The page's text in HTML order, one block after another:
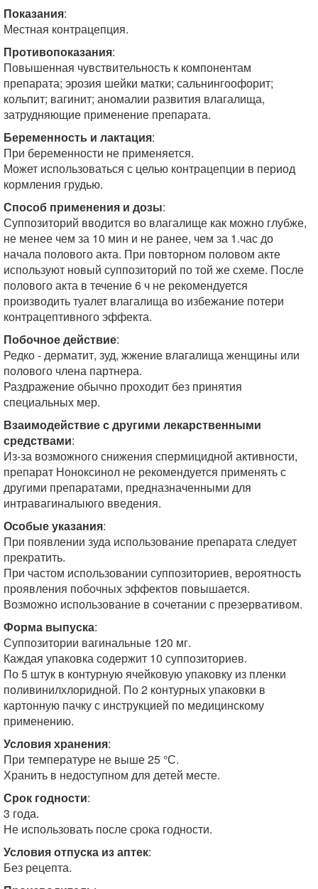
Показания:
Местная контрацепция.
Противопоказания:
Повышенная чувствительность к компонентам
препарата; эрозия шейки матки; сальнингоофорит;
кольпит; вагинит; аномалии развития влагалища,
затрудняющие применение препарата.
Беременность и лактация:
При беременности не применяется.
Может использоваться с целью контрацепции в период
кормления грудью.
Способ применения и дозы:
Суппозиторий вводится во влагалище как можно глубже,
не менее чем за 10 мин и не ранее, чем за 1.час до
начала полового акта. При повторном половом акте
используют новый суппозиторий по той же схеме. После
полового акта в течение 6 ч не рекомендуется
производить туалет влагалища во избежание потери
контрацептивного эффекта.
Побочное действие:
Редко - дерматит, зуд, жжение влагалища женщины или
полового члена партнера.
Раздражение обычно проходит без принятия
специальных мер.
Взаимодействие с другими лекарственными
средствами:
Из-за возможного снижения спермицидной активности,
препарат Ноноксинол не рекомендуется применять с
другими препаратами, предназначенными для
интравагиналыюго введения.
Особые указания:
При появлении зуда использование препарата следует
прекратить.
При частом использовании суппозиториев, вероятность
проявления побочных эффектов повышается.
Возможно использование в сочетании с презервативом.
Форма выпуска:
Суппозитории вагинальные 120 мг.
Каждая упаковка содержит 10 суппозиториев.
По 5 штук в контурную ячейковую упаковку из пленки
поливинилхлоридной. По 2 контурных упаковки в
картонную пачку с инструкцией по медицинскому
применению.
Условия хранения:
При температуре не выше 25 °С.
Хранить в недоступном для детей месте.
Срок годности:
3 года.
Не использовать после срока годности.
Условия отпуска из аптек:
Без рецепта.